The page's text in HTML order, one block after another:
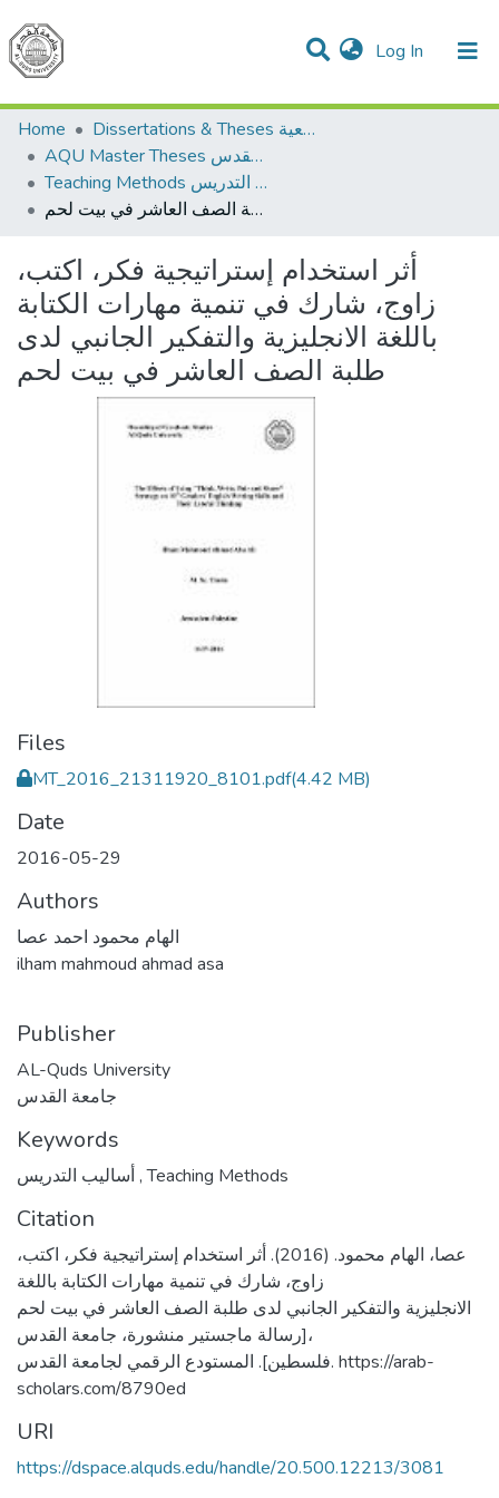
Log In (current)
Communities & Collections
All of DSpace
Home
Dissertations & Theses الرسائل الجامعية
AQU Master Theses الرسائل الجامعية الخاصة بجامعة القدس
Teaching Methods أساليب التدريس
أثر استخدام إستراتيجية فكر، اكتب، زاوج، شارك في تنمية مهارات الكتابة باللغة الانجليزية والتفكير الجانبي لدى طلبة الصف العاشر في بيت لحم
أثر استخدام إستراتيجية فكر، اكتب،
زاوج، شارك في تنمية مهارات الكتابة
باللغة الانجليزية والتفكير الجانبي لدى
طلبة الصف العاشر في بيت لحم
Files
MT_2016_21311920_8101.pdf(4.42 MB)
Date
2016-05-29
Authors
الهام محمود احمد عصا
ilham mahmoud ahmad asa
Publisher
AL-Quds University
جامعة القدس
Keywords
,Teaching Methods
Citation
عصا، الهام محمود. (2016). أثر استخدام إستراتيجية فكر، اكتب،
زاوج، شارك في تنمية مهارات الكتابة باللغة
الانجليزية والتفكير الجانبي لدى طلبة الصف العاشر في بيت لحم
[رسالة ماجستير منشورة، جامعة القدس،
فلسطين]. المستودع الرقمي لجامعة القدس. https://arab-
scholars.com/8790ed
URI
https://dspace.alquds.edu/handle/20.500.12213/3081